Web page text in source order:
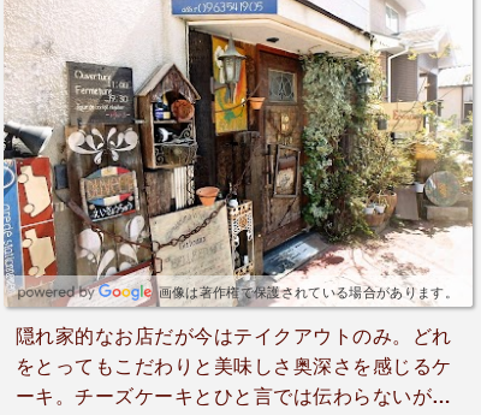
画像は著作権で保護されている場合があります。
隠れ家的なお店だが今はテイクアウトのみ。どれ
をとってもこだわりと美味しさ奥深さを感じるケ
ーキ。チーズケーキとひと言では伝わらないが本